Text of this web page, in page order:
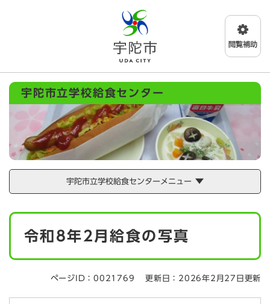
メニューを飛ばして本文へ
宇陀市立学校給食センター
宇陀市立学校給食センターメニュー
本
令和8年2月給食の写真
ページID：0021769 更新日：2026年2月27日更新